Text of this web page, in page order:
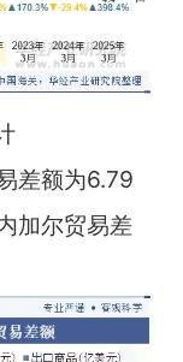
差额为6.79
加尔贸易差